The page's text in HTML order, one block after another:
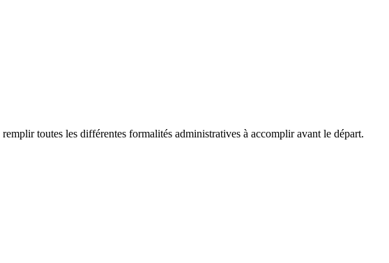
toutes les différentes formalités administratives à accomplir avant le départ.